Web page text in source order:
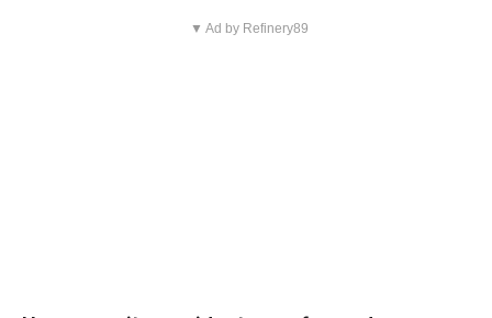
▼ Ad by Refinery89